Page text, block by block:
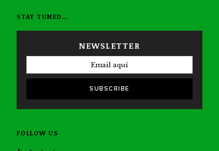
STAY TUNED…
NEWSLETTER
SUBSCRIBE
FOLLOW US